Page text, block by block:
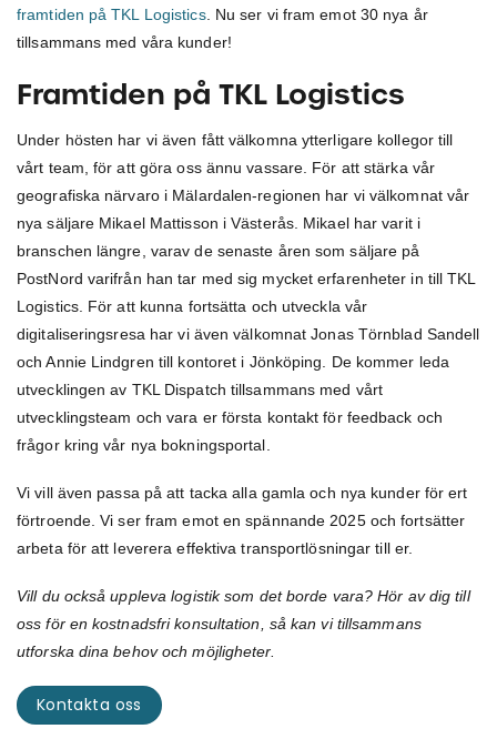
framtiden på TKL Logistics. Nu ser vi fram emot 30 nya år
tillsammans med våra kunder!
Framtiden på TKL Logistics
Under hösten har vi även fått välkomna ytterligare kollegor till
vårt team, för att göra oss ännu vassare. För att stärka vår
geografiska närvaro i Mälardalen-regionen har vi välkomnat vår
nya säljare Mikael Mattisson i Västerås. Mikael har varit i
branschen längre, varav de senaste åren som säljare på
PostNord varifrån han tar med sig mycket erfarenheter in till TKL
Logistics. För att kunna fortsätta och utveckla vår
digitaliseringsresa har vi även välkomnat Jonas Törnblad Sandell
och Annie Lindgren till kontoret i Jönköping. De kommer leda
utvecklingen av TKL Dispatch tillsammans med vårt
utvecklingsteam och vara er första kontakt för feedback och
frågor kring vår nya bokningsportal.
Vi vill även passa på att tacka alla gamla och nya kunder för ert
förtroende. Vi ser fram emot en spännande 2025 och fortsätter
arbeta för att leverera effektiva transportlösningar till er.
Vill du också uppleva logistik som det borde vara? Hör av dig till
oss för en kostnadsfri konsultation, så kan vi tillsammans
utforska dina behov och möjligheter.
Kontakta oss